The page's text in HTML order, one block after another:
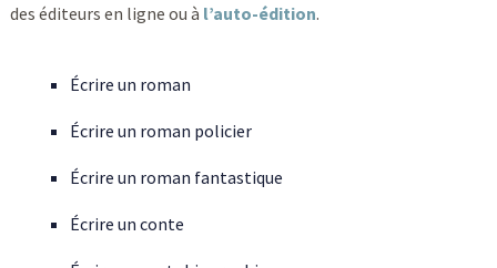
des éditeurs en ligne ou à l’auto-édition.
Écrire un roman
Écrire un roman policier
Écrire un roman fantastique
Écrire un conte